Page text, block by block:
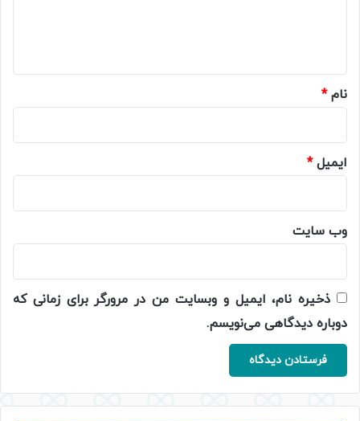
نام*
ایمیل*
وب‌ سایت
ذخیره نام، ایمیل و وبسایت من در مرورگر برای زمانی که
دوباره دیدگاهی می‌نویسم.